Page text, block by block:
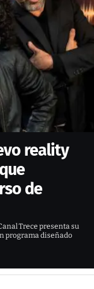
reality
de
Trece presenta su
programa diseñado